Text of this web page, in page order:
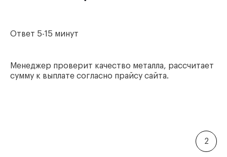
Ответ 5-15 минут
Менеджер проверит качество металла, рассчитает
сумму к выплате согласно прайсу сайта.
2